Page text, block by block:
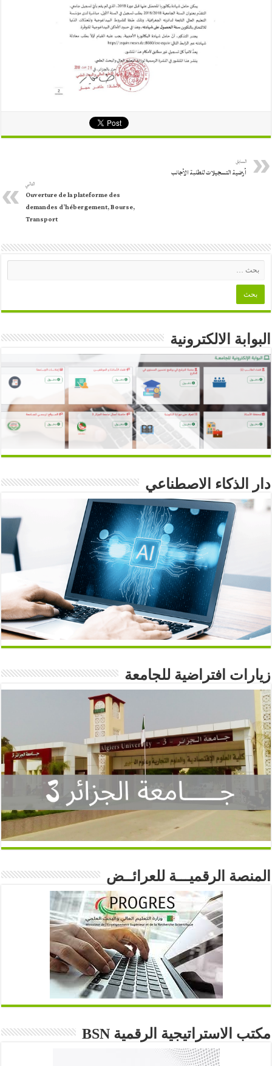
السابق
أرضية التسجيلات للطلبة الأجانب
التالي
Ouverture de la plateforme des
demandes d’hébergement, Bourse,
Transport
البوابة الالكترونية
دار الذكاء الاصطناعي
زيارات افتراضية للجامعة
المنصة الرقميـــة للعرائــض
مكتب الاستراتيجية الرقمية BSN